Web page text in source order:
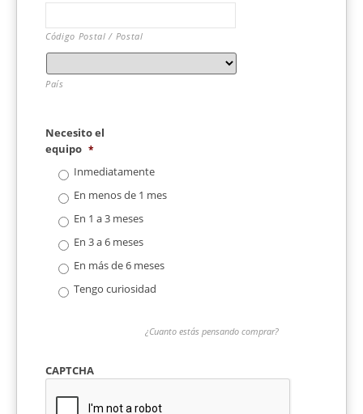
Código Postal / Postal
País
Necesito el
equipo *
Inmediatamente
En menos de 1 mes
En 1 a 3 meses
En 3 a 6 meses
En más de 6 meses
Tengo curiosidad
¿Cuanto estás pensando comprar?
CAPTCHA